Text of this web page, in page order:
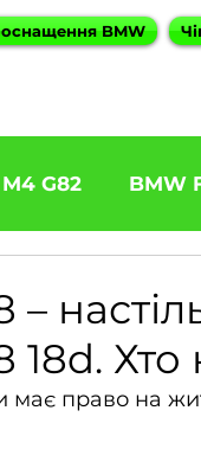
BMW
G82 BMW
E92 335
–
18d. Хто
право на